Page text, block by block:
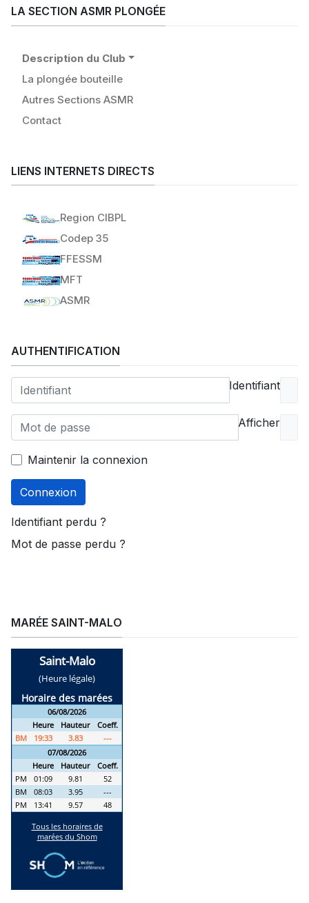
LA SECTION ASMR PLONGÉE
Description du Club
La plongée bouteille
Autres Sections ASMR
Contact
LIENS INTERNETS DIRECTS
Region CIBPL
Codep 35
FFESSM
MFT
ASMR
AUTHENTIFICATION
Identifiant
Afficher
Maintenir la connexion
Connexion
Identifiant perdu ?
Mot de passe perdu ?
MARÉE SAINT-MALO